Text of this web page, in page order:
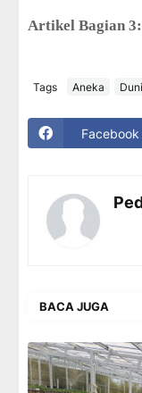
Artikel Bagian 3:
Tags Aneka
Facebook
BACA JUGA